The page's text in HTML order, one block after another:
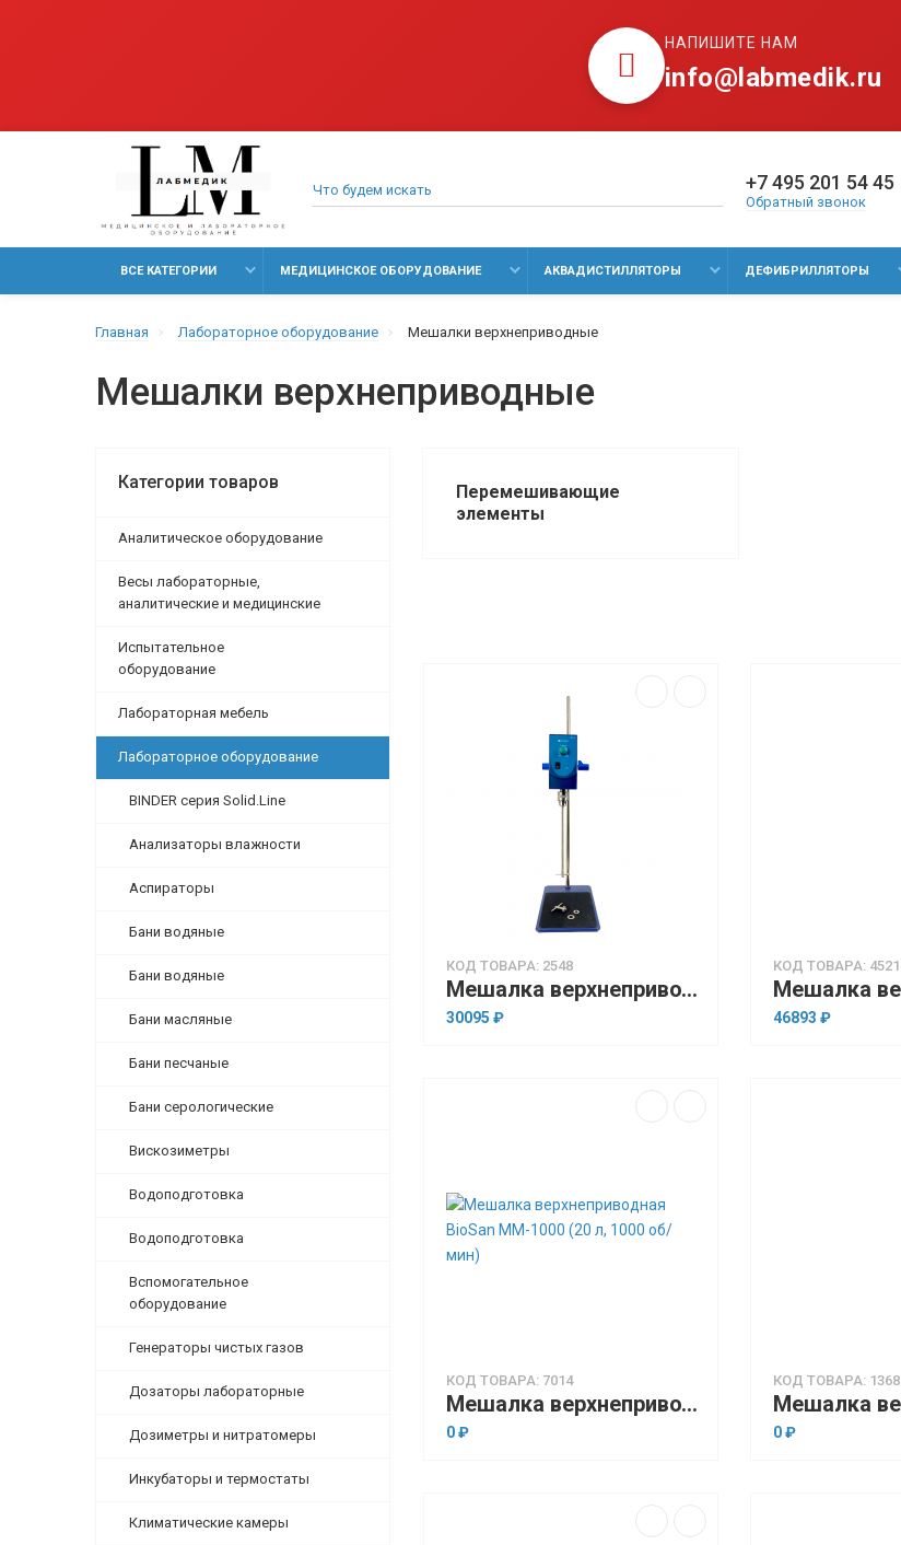
НАПИШИТЕ НАМ
info@labmedik.ru
+7 495 201 54 45
Обратный звонок
ВСЕ КАТЕГОРИИ МЕДИЦИНСКОЕ ОБОРУДОВАНИЕ АКВАДИСТИЛЛЯТОРЫ ДЕФИБРИЛЛЯТОРЫ
Главная Лабораторное оборудование Мешалки верхнеприводные
Мешалки верхнеприводные
Категории товаров
Аналитическое оборудование
Весы лабораторные,
аналитические и медицинские
Испытательное
оборудование
Лабораторная мебель
Лабораторное оборудование
BINDER серия Solid.Line
Анализаторы влажности
Аспираторы
Бани водяные
Бани водяные
Бани масляные
Бани песчаные
Бани серологические
Вискозиметры
Водоподготовка
Водоподготовка
Вспомогательное
оборудование
Генераторы чистых газов
Дозаторы лабораторные
Дозиметры и нитратомеры
Инкубаторы и термостаты
Климатические камеры
Перемешивающие
элементы
КОД ТОВАРА: 2548
Мешалка верхнеприводная Stegler MV-6 (20 л, 100…2500 об/мин)
30095 ₽
КОД ТОВАРА: 4521
46893 ₽
КОД ТОВАРА: 7014
Мешалка верхнеприводная BioSan MM-1000 (20 л, 1000 об/мин)
0 ₽
КОД ТОВАРА: 1368
0 ₽